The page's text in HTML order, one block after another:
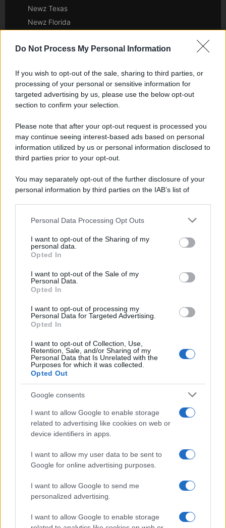
Do Not Process My Personal Information
If you wish to opt-out of the sale, sharing to third parties, or
processing of your personal or sensitive information for
targeted advertising by us, please use the below opt-out
section to confirm your selection.
Please note that after your opt-out request is processed you
may continue seeing interest-based ads based on personal
information utilized by us or personal information disclosed to
third parties prior to your opt-out.
You may separately opt-out of the further disclosure of your
personal information by third parties on the IAB’s list of
This information may also be disclosed by us to third parties
disclose it to other third parties.
Please note that this website/app uses one or more Google
services and may gather and store information including but
not limited to your visit or usage behaviour. You may click to
grant or deny consent to Google and its third-party tags to
consent section.
Personal Data Processing Opt Outs
I want to opt-out of the Sharing of my
personal data.
Opted In
I want to opt-out of the Sale of my
Personal Data.
Opted In
I want to opt-out of processing my
Personal Data for Targeted Advertising.
Opted In
I want to opt-out of Collection, Use,
Retention, Sale, and/or Sharing of my
Personal Data that Is Unrelated with the
Purposes for which it was collected.
Opted Out
Google consents
I want to allow Google to enable storage
related to advertising like cookies on web or
device identifiers in apps.
I want to allow my user data to be sent to
Google for online advertising purposes.
I want to allow Google to send me
personalized advertising.
I want to allow Google to enable storage
Newz Texas
Newz Florida
Newz Pennsylvania
Newz Ohio
Gameland
Hig Tech Mag
Lgbtqia News
Motors Magazine 365
Day Travel 365
Cineverse Magazine
Investieren24
News Hub UK
Lgbtq News
Investeren 24